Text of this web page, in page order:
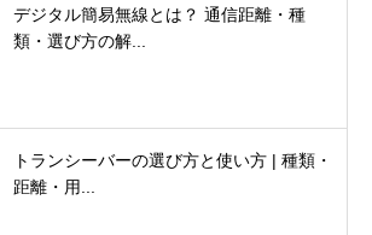
デジタル簡易無線とは？ 通信距離・種
類・選び方の解...
トランシーバーの選び方と使い方 | 種類・
距離・用...